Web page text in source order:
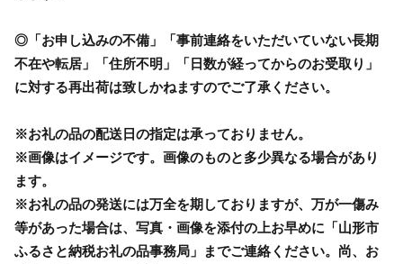
◎「お申し込みの不備」「事前連絡をいただいていない長期
不在や転居」「住所不明」「日数が経ってからのお受取り」
に対する再出荷は致しかねますのでご了承ください。
※お礼の品の配送日の指定は承っておりません。
※画像はイメージです。画像のものと多少異なる場合があり
ます。
※お礼の品の発送には万全を期しておりますが、万が一傷み
等があった場合は、写真・画像を添付の上お早めに「山形市
ふるさと納税お礼の品事務局」までご連絡ください。尚、お